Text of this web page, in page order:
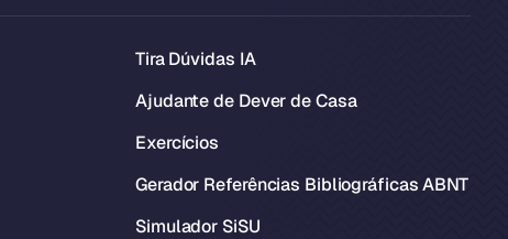
Tira Dúvidas IA
Ajudante de Dever de Casa
Exercícios
Gerador Referências Bibliográficas ABNT
Simulador SiSU